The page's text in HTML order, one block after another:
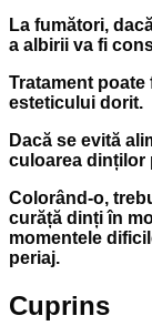
La fumători,
a albirii va fi
Tratament
esteticului dorit.
Dacă se evită
culoarea dinților
Colorând-o,
curăță dinți în
momentele
periaj.
Cuprins